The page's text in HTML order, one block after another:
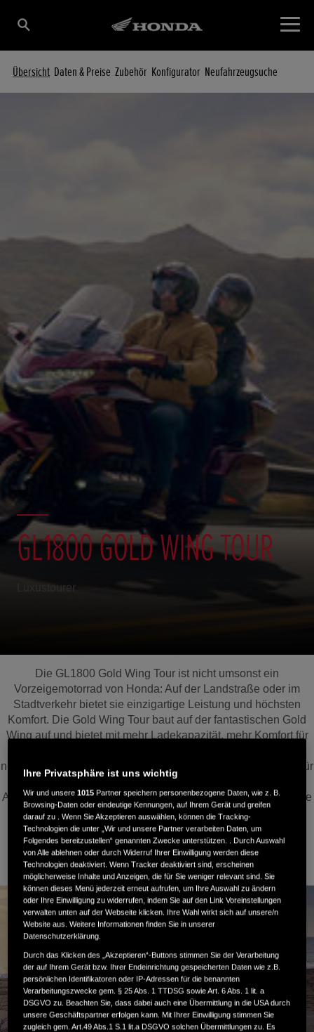
Übersicht Daten & Preise Zubehör Konfigurator Neufahrzeugsuche
GL1800 GOLD WING TOUR
Luxustourer
Die GL1800 Gold Wing Tour ist nicht umsonst ein
Vorzeigemotorrad von Honda: Auf der Landstraße oder im
Stadtverkehr bietet sie einzigartige Leistung und höchsten
Komfort. Die Gold Wing Tour baut auf der fantastischen Gold
Wing auf und bietet mit mehr Ladekapazität, mehr Komfort für
noch unglaublicheres Fahrerlebnis. Hochwertige Materialen für
beide Sitze garantieren höchsten Fahrkomfort. Das
Audiosystem und die Lautsprecher bestechen durch eine klare
Klangqualität und Doppel-LED-Nebelscheinwerfer
gewährleisten gute Sicht.
Video abspielen
Ihre Privatsphäre ist uns wichtig
Wir und unsere1015 Partner speichern personenbezogene Daten, wie z. B.
Browsing-Daten oder eindeutige Kennungen, auf Ihrem Gerät und greifen
darauf zu . Wenn Sie Akzeptieren auswählen, können die Tracking-
Technologien die unter „Wir und unsere Partner verarbeiten Daten, um
Folgendes bereitzustellen“ genannten Zwecke unterstützen. . Durch Auswahl
von Alle ablehnen oder durch Widerruf Ihrer Einwilligung werden diese
Technologien deaktiviert. Wenn Tracker deaktiviert sind, erscheinen
möglicherweise Inhalte und Anzeigen, die für Sie weniger relevant sind. Sie
können dieses Menü jederzeit erneut aufrufen, um Ihre Auswahl zu ändern
oder Ihre Einwilligung zu widerrufen, indem Sie auf den Link Voreinstellungen
verwalten unten auf der Webseite klicken. Ihre Wahl wirkt sich auf unsere/n
Website aus. Weitere Informationen finden Sie in unserer
Datenschutzerklärung.
Durch das Klicken des „Akzeptieren“-Buttons stimmen Sie der Verarbeitung
der auf Ihrem Gerät bzw. Ihrer Endeinrichtung gespeicherten Daten wie z.B.
persönlichen Identifikatoren oder IP-Adressen für die benannten
Verarbeitungszwecke gem. § 25 Abs. 1 TTDSG sowie Art. 6 Abs. 1 lit. a
DSGVO zu. Beachten Sie, dass dabei auch eine Übermittlung in die USA durch
unsere Geschäftspartner erfolgen kann. Mit Ihrer Einwilligung stimmen Sie
zugleich gem. Art.49 Abs.1 S.1 lit.a DSGVO solchen Übermittlungen zu. Es